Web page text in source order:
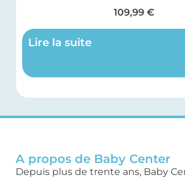
109,99 €
Lire la suite
A propos de Baby Center
Depuis plus de trente ans, Baby